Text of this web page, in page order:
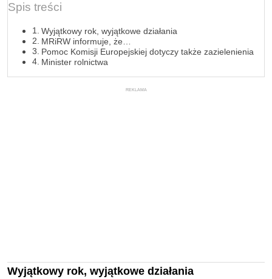
Spis treści
Wyjątkowy rok, wyjątkowe działania
MRiRW informuje, że…
Pomoc Komisji Europejskiej dotyczy także zazielenienia
Minister rolnictwa
REKLAMA
Wyjątkowy rok, wyjątkowe działania